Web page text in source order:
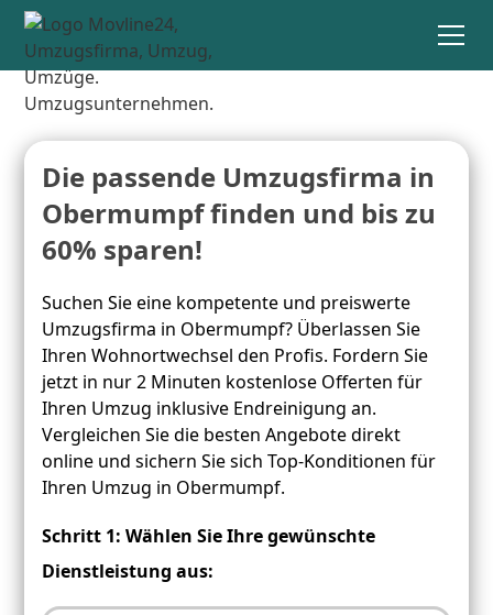
Die passende Umzugsfirma in
Obermumpf finden und bis zu
60% sparen!
Suchen Sie eine kompetente und preiswerte
Umzugsfirma in Obermumpf? Überlassen Sie
Ihren Wohnortwechsel den Profis. Fordern Sie
jetzt in nur 2 Minuten kostenlose Offerten für
Ihren Umzug inklusive Endreinigung an.
Vergleichen Sie die besten Angebote direkt
online und sichern Sie sich Top-Konditionen für
Ihren Umzug in Obermumpf.
Schritt 1: Wählen Sie Ihre gewünschte
Dienstleistung aus: